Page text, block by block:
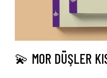
💫 MOR DÜŞLER